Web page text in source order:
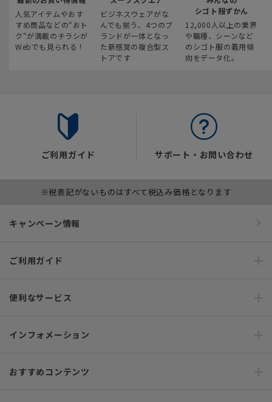
人気アイテムやおす
すめ商品などの“おト
ク“が満載のチラシが
Webでも見られる！
ビジネスウェアがな
んでも揃う、4つのブ
ランドが一体となっ
た新感覚の複合型ス
トアです
シゴト服ずかん
12,000人以上の業界
や職種、シーンなど
のシゴト服の着用傾
向をデータ化。
ご利用ガイド サポート・お問い合わせ
※税表記がないものはすべて税込み価格となります
キャンペーン情報
ご利用ガイド
便利なサービス
インフォメーション
おすすめコンテンツ